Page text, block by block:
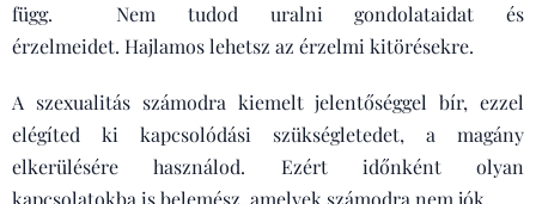
függ. Nem tudod uralni gondolataidat és
érzelmeidet. Hajlamos lehetsz az érzelmi kitörésekre.
A szexualitás számodra kiemelt jelentőséggel bír, ezzel
elégíted ki kapcsolódási szükségletedet, a magány
elkerülésére használod. Ezért időnként olyan
kapcsolatokba is belemész, amelyek számodra nem jók.